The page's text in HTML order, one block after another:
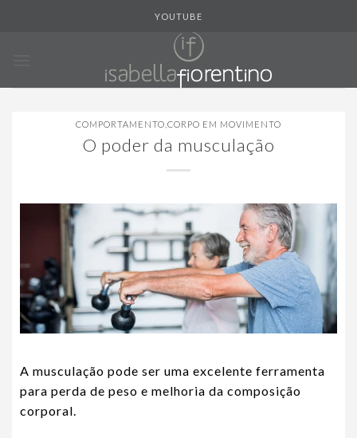
YOUTUBE
COMPORTAMENTO CORPO EM MOVIMENTO
O poder da musculação
A musculação pode ser uma excelente ferramenta
para perda de peso e melhoria da composição
corporal.